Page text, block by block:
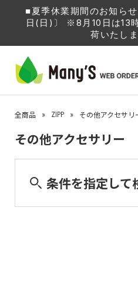
■夏季休業期間のお知ら
日(日)〕 ※8月10日は13
荷いたしま
全商品 » ZIPP » その他アクセサリ
その他アクセサリー
条件を指定して